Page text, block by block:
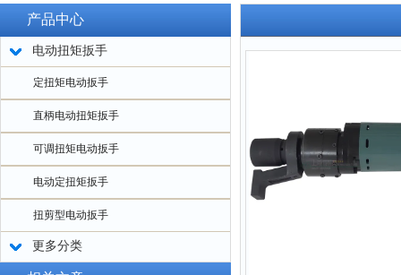
产品中心
电动扭矩扳手
定扭矩电动扳手
直柄电动扭矩扳手
可调扭矩电动扳手
电动定扭矩扳手
扭剪型电动扳手
更多分类